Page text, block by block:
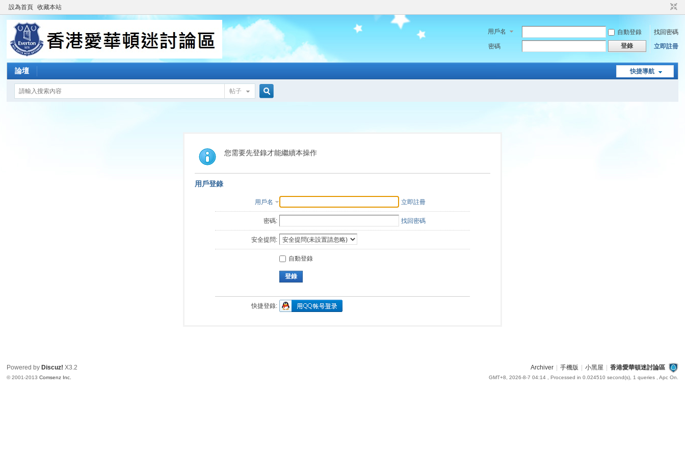
設為首頁 收藏本站
用戶名 自動登錄
找回密碼
密碼
登錄 立即註冊
快捷導航
論壇
帖子
索
您需要先登錄才能繼續本操作
用戶登錄
用戶名 立即註冊
密碼: 找回密碼
安全提問:
自動登錄
登錄
快捷登錄:
Archiver 手機版 小黑屋 香港愛華頓迷討論區
GMT+8, 2026-8-7 04:14, Processed in 0.024510 second(s), 1 queries , Apc On.
Powered by Discuz! X3.2
© 2001-2013Comsenz Inc.